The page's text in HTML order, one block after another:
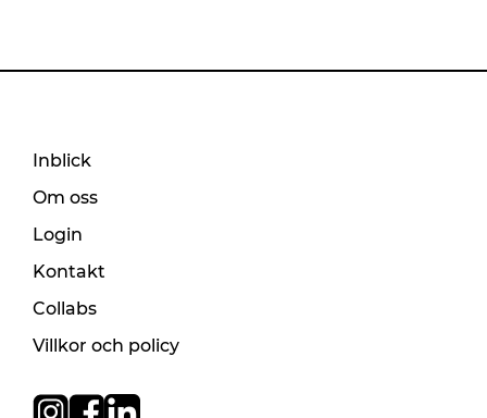
Inblick
Om oss
Login
Kontakt
Collabs
Villkor och policy